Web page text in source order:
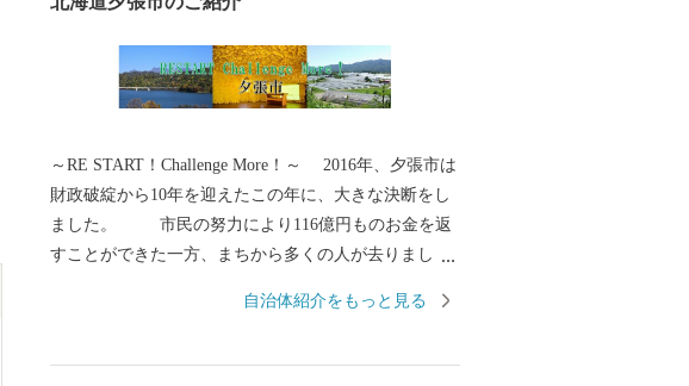
～RE START！Challenge More！～ 2016年、夕張市は
財政破綻から10年を迎えたこの年に、大きな決断をし
ました。 市民の努力により116億円ものお金を返
すことができた一方、まちから多くの人が去りまし
う…。 そこで夕張市は、財政再建一辺倒の政策か
自治体紹介をもっと見る